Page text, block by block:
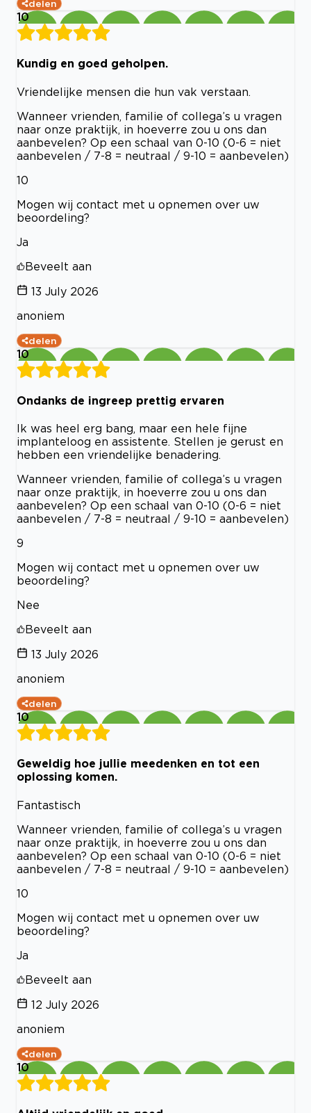
delen
10
Kundig en goed geholpen.
Vriendelijke mensen die hun vak verstaan.
Wanneer vrienden, familie of collega’s u vragen
naar onze praktijk, in hoeverre zou u ons dan
aanbevelen? Op een schaal van 0-10 (0-6 = niet
aanbevelen / 7-8 = neutraal / 9-10 = aanbevelen)
10
Mogen wij contact met u opnemen over uw
beoordeling?
Ja
Beveelt aan
13 July 2026
anoniem
delen
10
Ondanks de ingreep prettig ervaren
Ik was heel erg bang, maar een hele fijne
implanteloog en assistente. Stellen je gerust en
hebben een vriendelijke benadering.
Wanneer vrienden, familie of collega’s u vragen
naar onze praktijk, in hoeverre zou u ons dan
aanbevelen? Op een schaal van 0-10 (0-6 = niet
aanbevelen / 7-8 = neutraal / 9-10 = aanbevelen)
9
Mogen wij contact met u opnemen over uw
beoordeling?
Nee
Beveelt aan
13 July 2026
anoniem
delen
10
Geweldig hoe jullie meedenken en tot een
oplossing komen.
Fantastisch
Wanneer vrienden, familie of collega’s u vragen
naar onze praktijk, in hoeverre zou u ons dan
aanbevelen? Op een schaal van 0-10 (0-6 = niet
aanbevelen / 7-8 = neutraal / 9-10 = aanbevelen)
10
Mogen wij contact met u opnemen over uw
beoordeling?
Ja
Beveelt aan
12 July 2026
anoniem
delen
10